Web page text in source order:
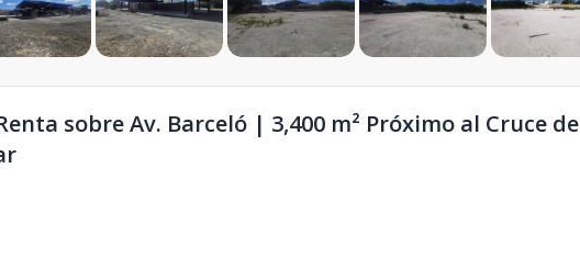
sobre Av. Barceló | 3,400 m² Próximo al Cruce de